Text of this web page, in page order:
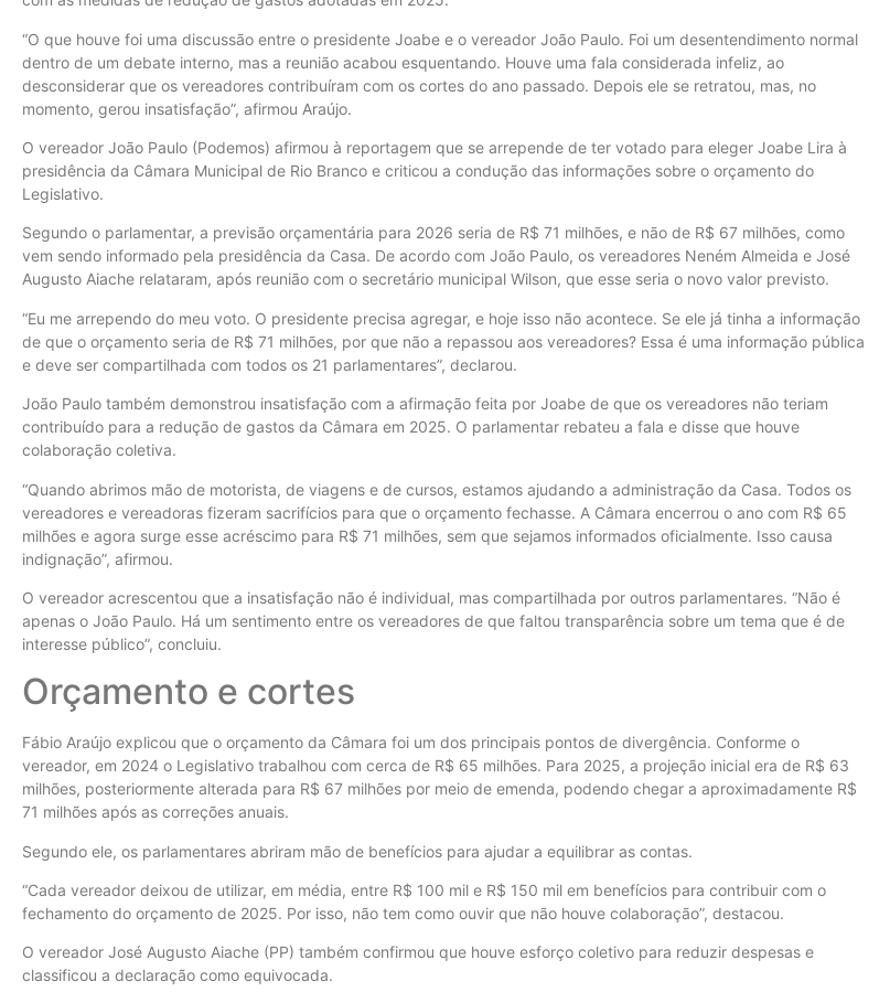
“O que houve foi uma discussão entre o presidente Joabe e o vereador João Paulo. Foi um desentendimento normal
dentro de um debate interno, mas a reunião acabou esquentando. Houve uma fala considerada infeliz, ao
desconsiderar que os vereadores contribuíram com os cortes do ano passado. Depois ele se retratou, mas, no
momento, gerou insatisfação”, afirmou Araújo.
O vereador João Paulo (Podemos) afirmou à reportagem que se arrepende de ter votado para eleger Joabe Lira à
presidência da Câmara Municipal de Rio Branco e criticou a condução das informações sobre o orçamento do
Legislativo.
Segundo o parlamentar, a previsão orçamentária para 2026 seria de R$ 71 milhões, e não de R$ 67 milhões, como
vem sendo informado pela presidência da Casa. De acordo com João Paulo, os vereadores Neném Almeida e José
Augusto Aiache relataram, após reunião com o secretário municipal Wilson, que esse seria o novo valor previsto.
“Eu me arrependo do meu voto. O presidente precisa agregar, e hoje isso não acontece. Se ele já tinha a informação
de que o orçamento seria de R$ 71 milhões, por que não a repassou aos vereadores? Essa é uma informação pública
e deve ser compartilhada com todos os 21 parlamentares”, declarou.
João Paulo também demonstrou insatisfação com a afirmação feita por Joabe de que os vereadores não teriam
contribuído para a redução de gastos da Câmara em 2025. O parlamentar rebateu a fala e disse que houve
colaboração coletiva.
“Quando abrimos mão de motorista, de viagens e de cursos, estamos ajudando a administração da Casa. Todos os
vereadores e vereadoras fizeram sacrifícios para que o orçamento fechasse. A Câmara encerrou o ano com R$ 65
milhões e agora surge esse acréscimo para R$ 71 milhões, sem que sejamos informados oficialmente. Isso causa
indignação”, afirmou.
O vereador acrescentou que a insatisfação não é individual, mas compartilhada por outros parlamentares. “Não é
apenas o João Paulo. Há um sentimento entre os vereadores de que faltou transparência sobre um tema que é de
interesse público”, concluiu.
Orçamento e cortes
Fábio Araújo explicou que o orçamento da Câmara foi um dos principais pontos de divergência. Conforme o
vereador, em 2024 o Legislativo trabalhou com cerca de R$ 65 milhões. Para 2025, a projeção inicial era de R$ 63
milhões, posteriormente alterada para R$ 67 milhões por meio de emenda, podendo chegar a aproximadamente R$
71 milhões após as correções anuais.
Segundo ele, os parlamentares abriram mão de benefícios para ajudar a equilibrar as contas.
“Cada vereador deixou de utilizar, em média, entre R$ 100 mil e R$ 150 mil em benefícios para contribuir com o
fechamento do orçamento de 2025. Por isso, não tem como ouvir que não houve colaboração”, destacou.
O vereador José Augusto Aiache (PP) também confirmou que houve esforço coletivo para reduzir despesas e
classificou a declaração como equivocada.